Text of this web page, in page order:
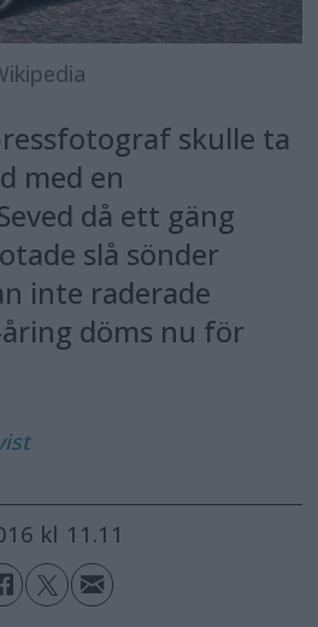
skulle ta
med en
då ett gäng
slå sönder
inte raderade
döms nu för
kl 11.11